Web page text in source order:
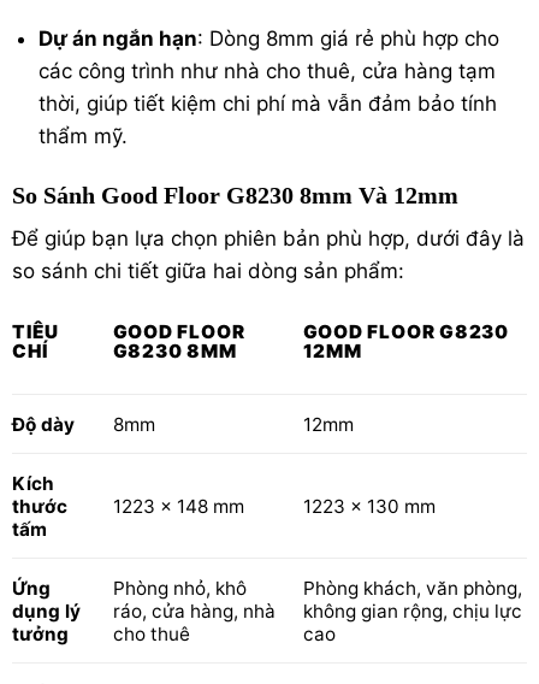
Dự án ngắn hạn: Dòng 8mm giá rẻ phù hợp cho
các công trình như nhà cho thuê, cửa hàng tạm
thời, giúp tiết kiệm chi phí mà vẫn đảm bảo tính
thẩm mỹ.
So Sánh Good Floor G8230 8mm Và 12mm
Để giúp bạn lựa chọn phiên bản phù hợp, dưới đây là
so sánh chi tiết giữa hai dòng sản phẩm:
TIÊU
CHÍ
GOOD FLOOR
G8230 8MM
GOOD FLOOR G8230
12MM
Độ dày 8mm 12mm
Kích
thước
tấm
1223 x 148 mm 1223 x 130 mm
Ứng
dụng lý
tưởng
Phòng nhỏ, khô
ráo, cửa hàng, nhà
cho thuê
Phòng khách, văn phòng,
không gian rộng, chịu lực
cao